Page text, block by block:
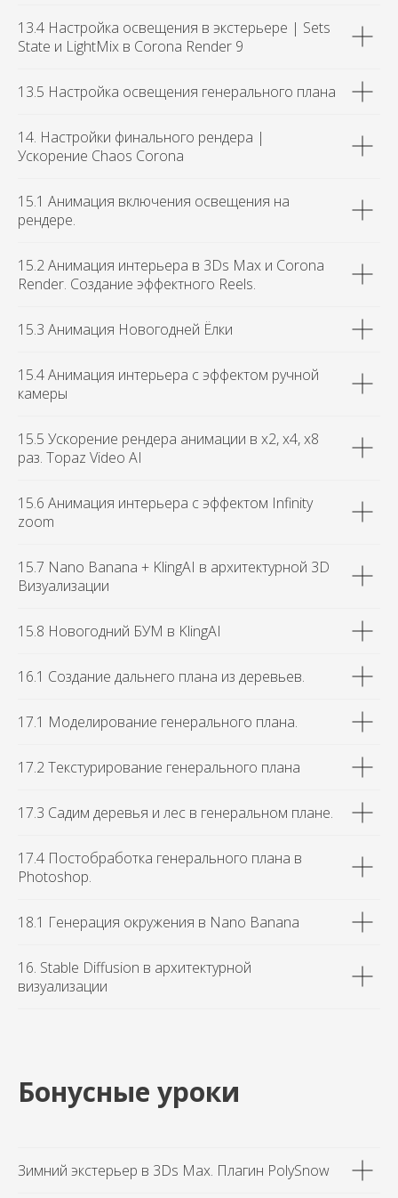
13.4 Настройка освещения в экстерьере | Sets
State и LightMix в Corona Render 9
13.5 Настройка освещения генерального плана
14. Настройки финального рендера |
Ускорение Chaos Corona
15.1 Анимация включения освещения на
рендере.
15.2 Анимация интерьера в 3Ds Max и Corona
Render. Создание эффектного Reels.
15.3 Анимация Новогодней Ёлки
15.4 Анимация интерьера с эффектом ручной
камеры
15.5 Ускорение рендера анимации в х2, х4, х8
раз. Topaz Video AI
15.6 Анимация интерьера с эффектом Infinity
zoom
15.7 Nano Banana + KlingAI в архитектурной 3D
Визуализации
15.8 Новогодний БУМ в KlingAI
16.1 Создание дальнего плана из деревьев.
17.1 Моделирование генерального плана.
17.2 Текстурирование генерального плана
17.3 Садим деревья и лес в генеральном плане.
17.4 Постобработка генерального плана в
Photoshop.
18.1 Генерация окружения в Nano Banana
16. Stable Diffusion в архитектурной
визуализации
Бонусные уроки
Зимний экстерьер в 3Ds Max. Плагин PolySnow